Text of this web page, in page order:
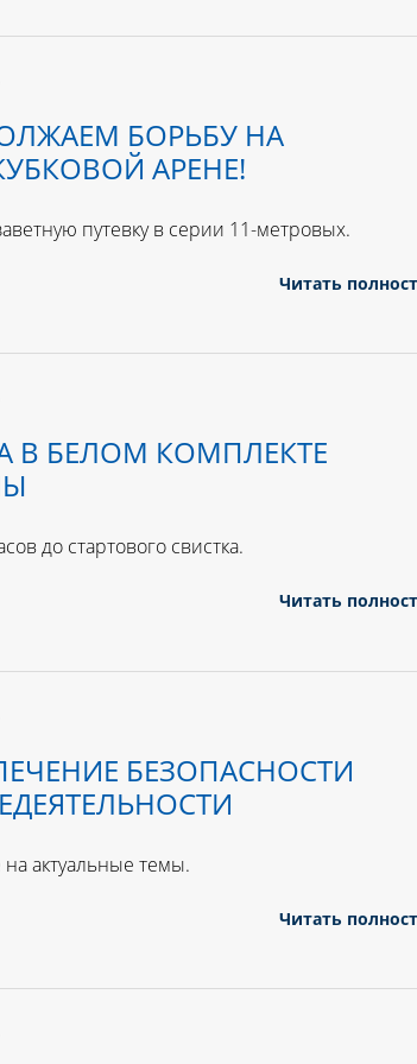
БОРЬБУ НА
АРЕНЕ!
путевку в серии 11-метровых.
Читать
В БЕЛОМ КОМПЛЕКТЕ
до стартового свистка.
Читать
БЕЗОПАСНОСТИ
актуальные темы.
Читать